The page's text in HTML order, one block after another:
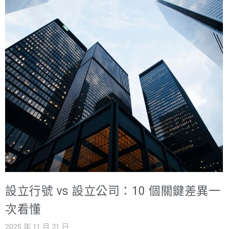
《商業登記法》及相關稅務法規，理解不同公司類型（有
限公司、股份有限公司）的差異與要求。 文件準備：準備
數十份文件，包括預查申請書、股東同意書、章程、董事
會/股東會議事錄等，並確保格式完全正確。 流程往返：需
多次往返經濟部、國稅局、銀行等機構，耗費大量交通與
等待時間。 潛在錯誤：非專業人士容易在文件細節上出
錯，導致補件、退件，嚴重拖延時程。 2. 委託專業公司設
立代辦的優勢 委託專業公司設立代辦服務，其核心價值在
於「效率」與「專業」。 服
成本的關鍵 對於懷抱創業夢想的企業家而言，從發想到產
品上線，每一步都充滿挑戰。然而，在眾多準備工作中，
有一個看似簡單卻極為關鍵的環節經常被忽略，那就是公
司登記地址的選擇。許多創業者誤以為登記地址僅僅是形
式上的要求，隨意選用自家住宅或低價的虛擬地址，卻不
知道這個決定將直接影響到公司的稅務負擔、法規遵循、
甚至未來的營運風險。 錯誤的公司地址選擇可能導致一連
串的麻煩：例如，將營業項目不符規定的公司登記在純住
宅區，可能面臨被檢舉、限期遷址甚至罰款的風險；或是
因稅籍登記不當，導致房屋稅、地價稅、甚至水電費率被
提高，反而徒增營運成本。這些隱藏的「地址陷阱」，往
往在公司穩定發展後才浮現，成為企業成長的絆腳石。 選
結構、並建立專業形象的基石。它不僅是政府公文的送達
處，更是企業法律關係的中心地域。 本文將以專業且易懂
設立行號 vs 設立公司：10 個關鍵差異一
次看懂
2025 年 11 月 21 日